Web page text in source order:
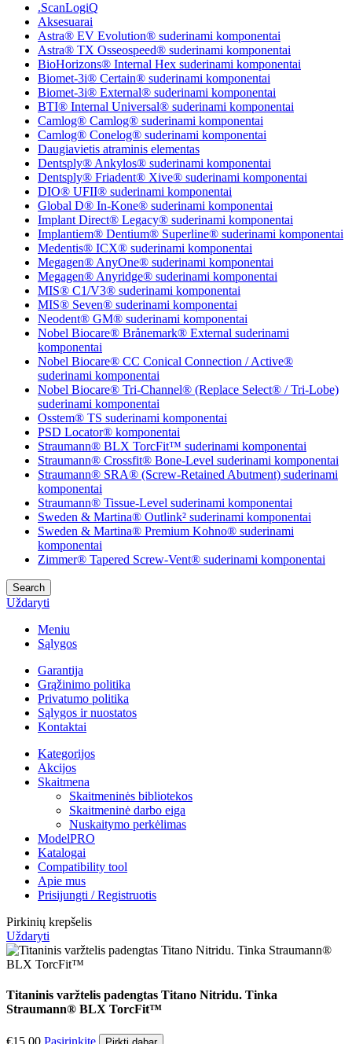
.ScanLogiQ
Aksesuarai
Astra® EV Evolution® suderinami komponentai
Astra® TX Osseospeed® suderinami komponentai
BioHorizons® Internal Hex suderinami komponentai
Biomet-3i® Certain® suderinami komponentai
Biomet-3i® External® suderinami komponentai
BTI® Internal Universal® suderinami komponentai
Camlog® Camlog® suderinami komponentai
Camlog® Conelog® suderinami komponentai
Daugiavietis atraminis elementas
Dentsply® Ankylos® suderinami komponentai
Dentsply® Friadent® Xive® suderinami komponentai
DIO® UFII® suderinami komponentai
Global D® In-Kone® suderinami komponentai
Implant Direct® Legacy® suderinami komponentai
Implantiem® Dentium® Superline® suderinami komponentai
Medentis® ICX® suderinami komponentai
Megagen® AnyOne® suderinami komponentai
Megagen® Anyridge® suderinami komponentai
MIS® C1/V3® suderinami komponentai
MIS® Seven® suderinami komponentai
Neodent® GM® suderinami komponentai
Nobel Biocare® Brånemark® External suderinami
komponentai
Nobel Biocare® CC Conical Connection / Active®
suderinami komponentai
Nobel Biocare® Tri-Channel® (Replace Select® / Tri-Lobe)
suderinami komponentai
Osstem® TS suderinami komponentai
PSD Locator® komponentai
Straumann® BLX TorcFit™ suderinami komponentai
Straumann® Crossfit® Bone-Level suderinami komponentai
Straumann® SRA® (Screw-Retained Abutment) suderinami
komponentai
Straumann® Tissue-Level suderinami komponentai
Sweden & Martina® Outlink² suderinami komponentai
Sweden & Martina® Premium Kohno® suderinami
komponentai
Zimmer® Tapered Screw-Vent® suderinami komponentai
Search
Uždaryti
Meniu
Sąlygos
Garantija
Grąžinimo politika
Privatumo politika
Sąlygos ir nuostatos
Kontaktai
Kategorijos
Akcijos
Skaitmena
Skaitmeninės bibliotekos
Skaitmeninė darbo eiga
Nuskaitymo perkėlimas
ModelPRO
Katalogai
Compatibility tool
Apie mus
Prisijungti / Registruotis
Pirkinių krepšelis
Uždaryti
Titaninis varžtelis padengtas Titano Nitridu. Tinka
Straumann® BLX TorcFit™
€15.00 Pasirinkite